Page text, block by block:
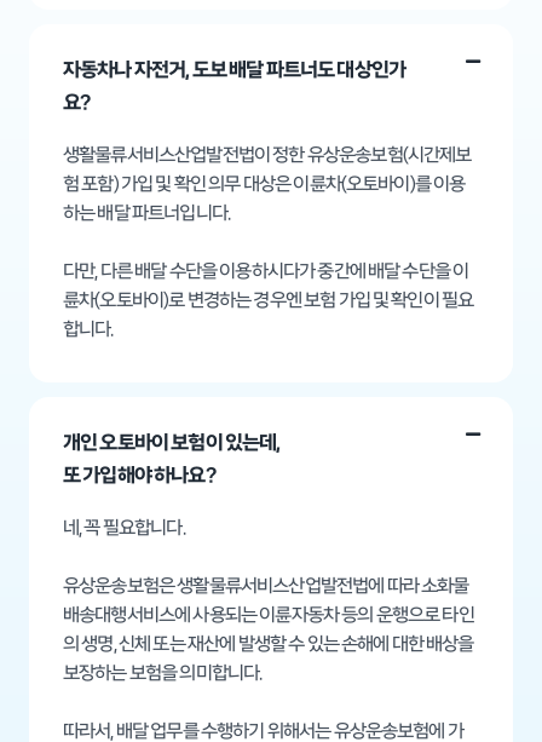
자동차나 자전거, 도보 배달 파트너도 대상인가
요?
생활물류서비스산업발전법이 정한 유상운송보험(시간제보
험 포함) 가입 및 확인 의무 대상은 이륜차(오토바이)를 이용
하는 배달 파트너입니다.​
다만, 다른 배달 수단을 이용하시다가 중간에 배달 수단을 이
륜차(오토바이)로 변경하는 경우엔 보험 가입 및 확인이 필요
합니다.
개인 오토바이 보험이 있는데,
또 가입해야 하나요?
네, 꼭 필요합니다.
유상운송보험은 생활물류서비스산업발전법에 따라 소화물
배송대행서비스에 사용되는 이륜자동차 등의 운행으로 타인
의 생명, 신체 또는 재산에 발생할 수 있는 손해에 대한 배상을
보장하는 보험을 의미합니다.
따라서, 배달 업무를 수행하기 위해서는 유상운송보험에 가